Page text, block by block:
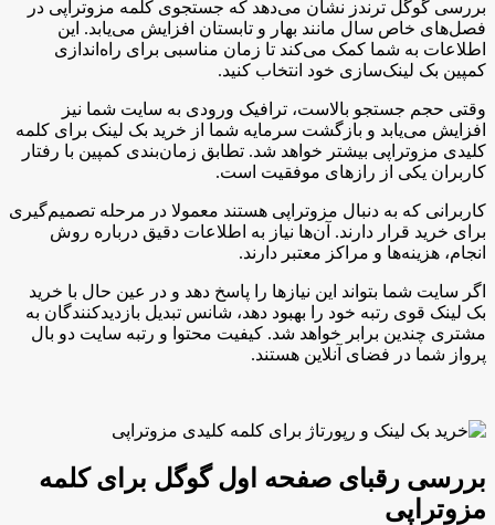
بررسی گوگل ترندز نشان می‌دهد که جستجوی کلمه مزوتراپی در
فصل‌های خاص سال مانند بهار و تابستان افزایش می‌یابد. این
اطلاعات به شما کمک می‌کند تا زمان مناسبی برای راه‌اندازی
کمپین بک لینک‌سازی خود انتخاب کنید.
وقتی حجم جستجو بالاست، ترافیک ورودی به سایت شما نیز
افزایش می‌یابد و بازگشت سرمایه شما از خرید بک لینک برای کلمه
کلیدی مزوتراپی بیشتر خواهد شد. تطابق زمان‌بندی کمپین با رفتار
کاربران یکی از رازهای موفقیت است.
کاربرانی که به دنبال مزوتراپی هستند معمولا در مرحله تصمیم‌گیری
برای خرید قرار دارند. آن‌ها نیاز به اطلاعات دقیق درباره روش
انجام، هزینه‌ها و مراکز معتبر دارند.
اگر سایت شما بتواند این نیازها را پاسخ دهد و در عین حال با خرید
بک لینک قوی رتبه خود را بهبود دهد، شانس تبدیل بازدیدکنندگان به
مشتری چندین برابر خواهد شد. کیفیت محتوا و رتبه سایت دو بال
پرواز شما در فضای آنلاین هستند.
بررسی رقبای صفحه اول گوگل برای کلمه
مزوتراپی